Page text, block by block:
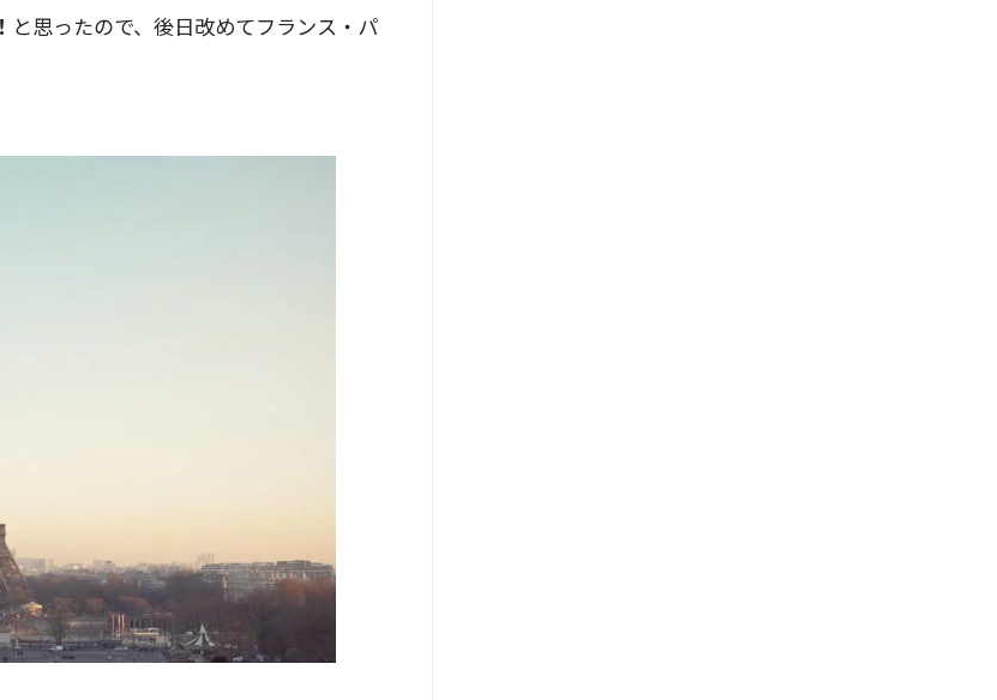
と思ったので、後日改めてフランス・パ